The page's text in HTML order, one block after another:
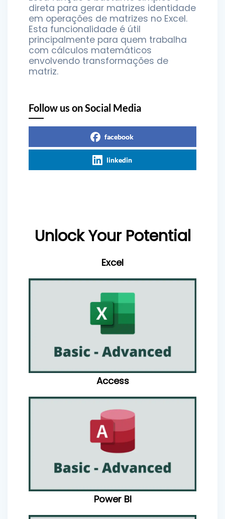
direta para gerar matrizes identidade
em operações de matrizes no Excel.
Esta funcionalidade é útil
principalmente para quem trabalha
com cálculos matemáticos
envolvendo transformações de
matriz.
Follow us on Social Media
facebook
linkedin
Unlock Your Potential
Excel
Access
Power BI